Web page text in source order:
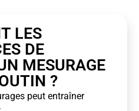
LES
DE
MESURAGE
?
peut entraîner